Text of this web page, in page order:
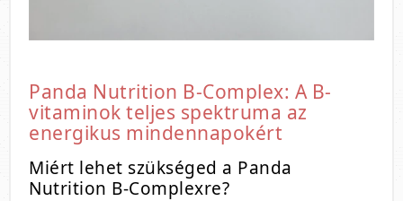
Panda Nutrition B-Complex: A B-
vitaminok teljes spektruma az
energikus mindennapokért
Miért lehet szükséged a Panda
Nutrition B-Complexre?